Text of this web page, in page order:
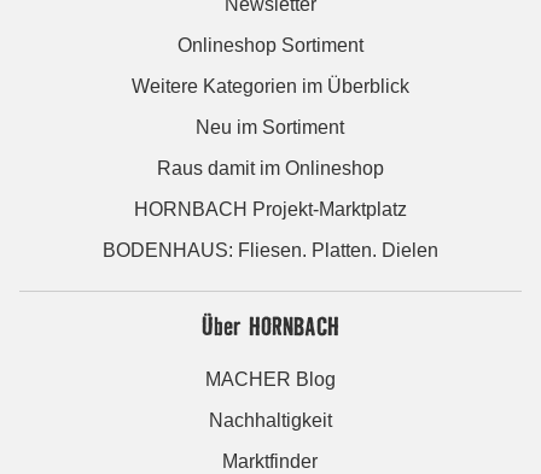
Newsletter
Onlineshop Sortiment
Weitere Kategorien im Überblick
Neu im Sortiment
Raus damit im Onlineshop
HORNBACH Projekt-Marktplatz
BODENHAUS: Fliesen. Platten. Dielen
Über HORNBACH
MACHER Blog
Nachhaltigkeit
Marktfinder